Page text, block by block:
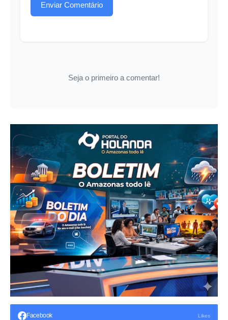
Enviar Comentário
Seja o primeiro a comentar!
Facebook Likes